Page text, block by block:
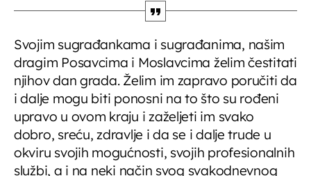
19:00 - 20:00
Za srce i dušu
20:00 - 20:45
Vijesti
20:45 - 20:50
Svojim sugrađankama i sugrađanima, našim
dragim Posavcima i Moslavcima želim čestitati
njihov dan grada. Želim im zapravo poručiti da
i dalje mogu biti ponosni na to što su rođeni
upravo u ovom kraju i zaželjeti im svako
dobro, sreću, zdravlje i da se i dalje trude u
okviru svojih mogućnosti, svojih profesionalnih
službi, a i na neki način svog svakodnevnog